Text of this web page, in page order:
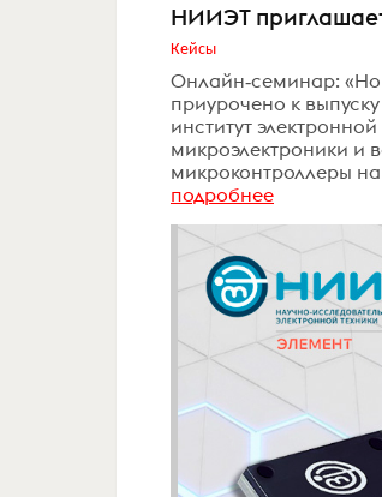
НИИЭТ
Кейсы
Онлайн‑семинар:
приурочено к выпуску
институт
микроэлектроники и
микроконтроллеры
подробнее